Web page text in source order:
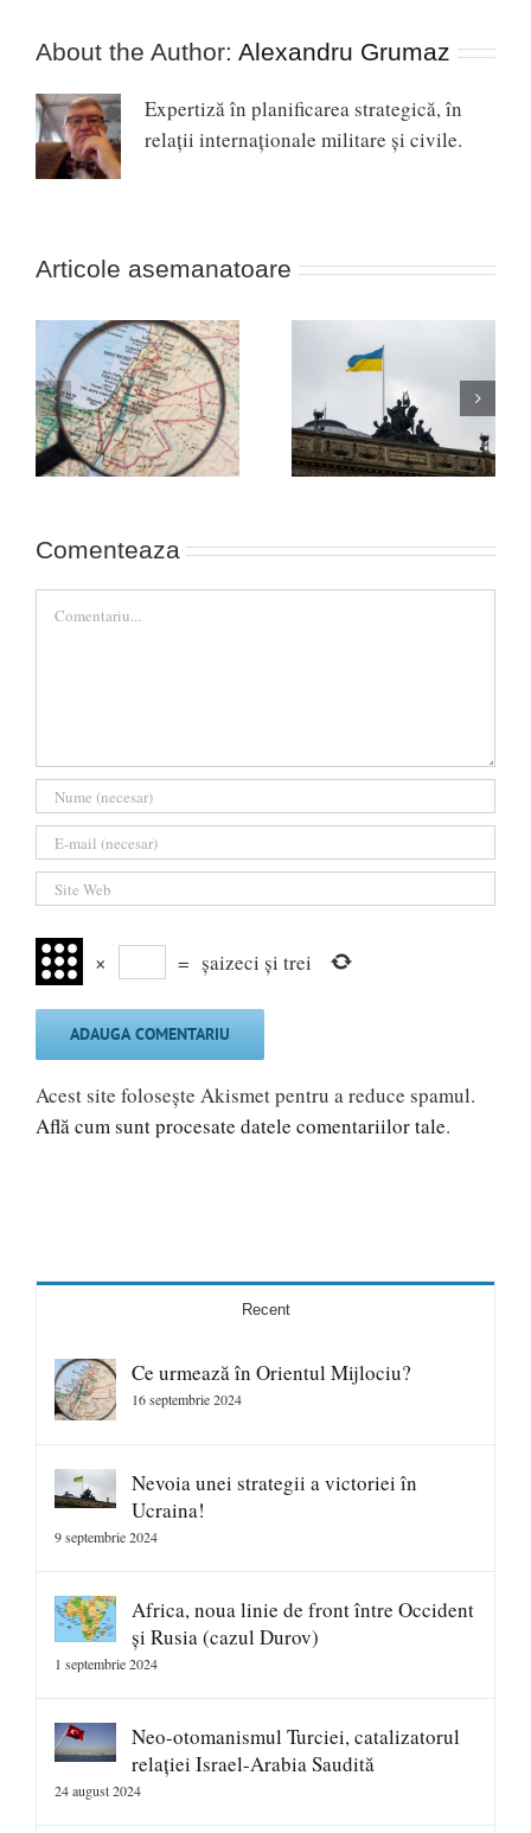
About the Author: Alexandru Grumaz
Expertiză în planificarea strategică, în
relaţii internaţionale militare şi civile.
Articole asemanatoare
Nevoia unei strategii a
victoriei în Ucraina!
Africa, noua linie de
front între Occident și
Rusia (cazul Durov)
Comenteaza
× = șaizeci și trei
Acest site folosește Akismet pentru a reduce spamul.
Află cum sunt procesate datele comentariilor tale.
Recent
Ce urmează în Orientul Mijlociu?
16 septembrie 2024
Nevoia unei strategii a victoriei în
Ucraina!
9 septembrie 2024
Africa, noua linie de front între Occident
și Rusia (cazul Durov)
1 septembrie 2024
Neo-otomanismul Turciei, catalizatorul
relației Israel-Arabia Saudită
24 august 2024